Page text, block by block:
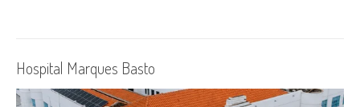
Hospital Marques Basto